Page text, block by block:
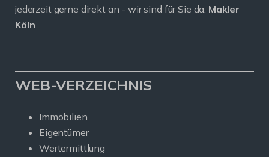
jederzeit gerne direkt an - wir sind für Sie da. Makler
Köln.
WEB-VERZEICHNIS
Immobilien
Eigentümer
Wertermittlung